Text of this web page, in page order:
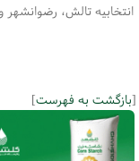
انتخابیه تالش، رضوانشهر
[بازگشت به فهرست]